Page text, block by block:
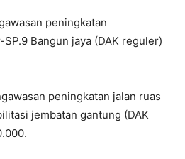
peningkatan
Bangun jaya (DAK reguler)
peningkatan jalan ruas
jembatan gantung (DAK